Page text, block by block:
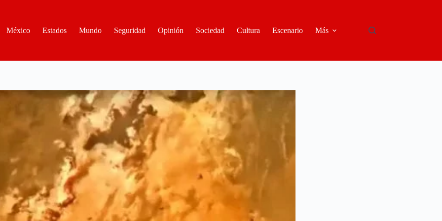
México
Estados Mundo Seguridad Opinión Sociedad Cultura Escenario Más